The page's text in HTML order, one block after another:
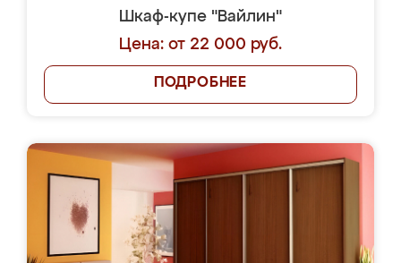
Шкаф-купе "Вайлин"
Цена: от 22 000 руб.
ПОДРОБНЕЕ